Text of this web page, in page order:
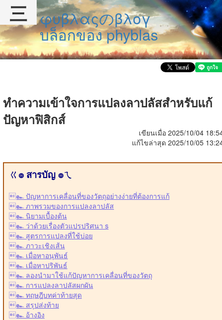
φυβλαςのβλογ
บล็อกของ phyblas
ทำความเข้าใจการแปลงลาปลัสสำหรับแก้
ปัญหาฟิสิกส์
เขียนเมื่อ 2025/10/04
แก้ไขล่าสุด 2025/10/05
ㄍ๏ สารบัญ ๏ㄟ
๛ ปัญหาการเคลื่อนที่ของวัตถุอย่างง่ายที่ต้องการแก้
๛ ภาพรวมของการแปลงลาปลัส
๛ นิยามเบื้องต้น
๛ ว่าด้วยเรื่องตัวแปรปริศนา s
๛ สูตรการแปลงที่ใช้บ่อย
๛ ภาวะเชิงเส้น
๛ เมื่อหาอนุพันธ์
๛ เมื่อหาปริพันธ์
๛ ลองนำมาใช้แก้ปัญหาการเคลื่อนที่ของวัตถุ
๛ การแปลงลาปลัสผกผัน
๛ ทฤษฎีบทค่าท้ายสุด
๛ สรุปส่งท้าย
๛ อ้างอิง
三